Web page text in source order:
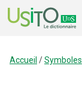
Accueil /Symboles